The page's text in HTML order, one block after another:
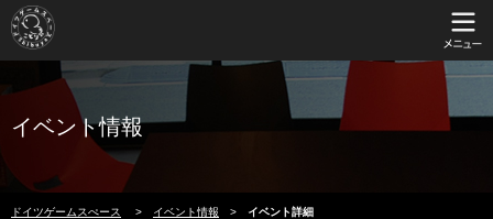
イベント情報
ドイツゲームスぺース イベント情報 イベント詳細